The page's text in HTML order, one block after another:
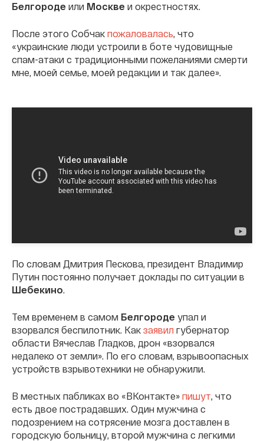
Белгороде или Москве и окрестностях.
После этого Собчак пожаловалась, что
«украинские люди устроили в боте чудовищные
спам-атаки с традиционными пожеланиями смерти
мне, моей семье, моей редакции и так далее».
По словам Дмитрия Пескова, президент Владимир
Путин постоянно получает доклады по ситуации в
Шебекино
Тем временем в самом Белгороде упал и
взорвался беспилотник. Как заявил губернатор
области Вячеслав Гладков, дрон «взорвался
недалеко от земли». По его словам, взрывоопасных
устройств взрывотехники не обнаружили.
В местных пабликах во «ВКонтакте» пишут , что
есть двое пострадавших. Один мужчина с
подозрением на сотрясение мозга доставлен в
городскую больницу, второй мужчина с легкими